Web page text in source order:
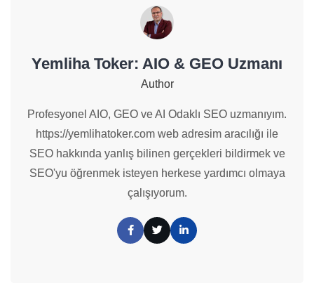
Yemliha Toker: AIO & GEO Uzmanı
Author
Profesyonel AIO, GEO ve AI Odaklı SEO uzmanıyım.
https://yemlihatoker.com web adresim aracılığı ile
SEO hakkında yanlış bilinen gerçekleri bildirmek ve
SEO'yu öğrenmek isteyen herkese yardımcı olmaya
çalışıyorum.